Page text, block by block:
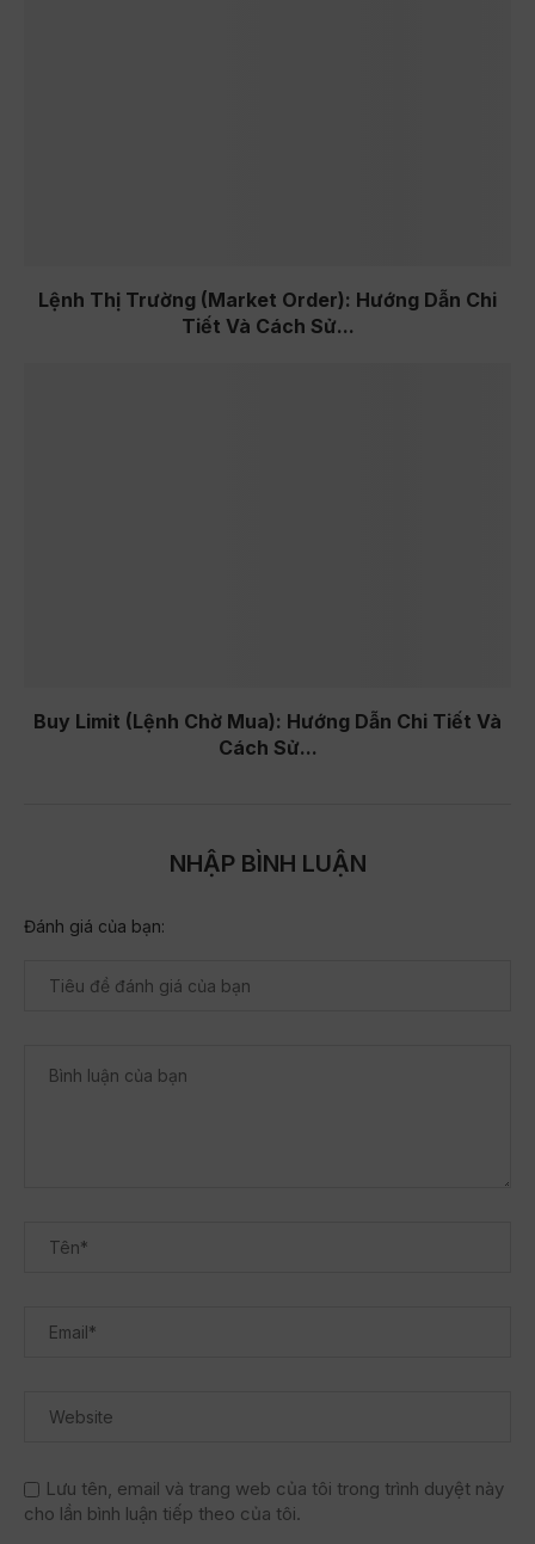
Lệnh Thị Trường (Market Order): Hướng Dẫn Chi
Tiết Và Cách Sử...
Buy Limit (Lệnh Chờ Mua): Hướng Dẫn Chi Tiết Và
Cách Sử...
NHẬP BÌNH LUẬN
Đánh giá của bạn:
Lưu tên, email và trang web của tôi trong trình duyệt này
cho lần bình luận tiếp theo của tôi.